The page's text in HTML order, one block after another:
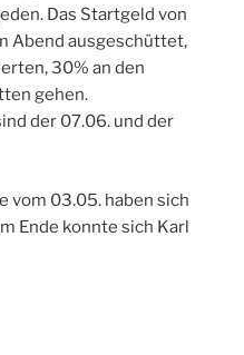
Das Startgeld von
Abend ausgeschüttet,
30% an den
gehen.
der 07.06. und der
vom 03.05. haben sich
Ende konnte sich Karl